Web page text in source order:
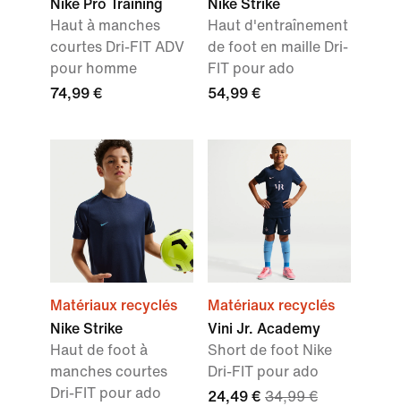
Nike Pro Training
Haut à manches
courtes Dri-FIT ADV
pour homme
74,99 €
Nike Strike
Haut d'entraînement
de foot en maille Dri-
FIT pour ado
54,99 €
Matériaux recyclés
Nike Strike
Haut de foot à
manches courtes
Dri-FIT pour ado
Matériaux recyclés
Vini Jr. Academy
Short de foot Nike
Dri-FIT pour ado
24,49 € 34,99 €